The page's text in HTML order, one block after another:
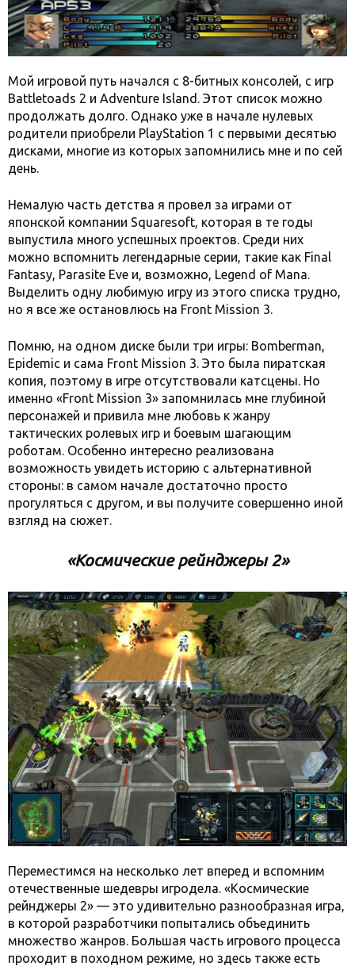
Мой игровой путь начался с 8-битных консолей, с игр
Battletoads 2 и Adventure Island. Этот список можно
продолжать долго. Однако уже в начале нулевых
родители приобрели PlayStation 1 с первыми десятью
дисками, многие из которых запомнились мне и по сей
день.
Немалую часть детства я провел за играми от
японской компании Squaresoft, которая в те годы
выпустила много успешных проектов. Среди них
можно вспомнить легендарные серии, такие как Final
Fantasy, Parasite Eve и, возможно, Legend of Mana.
Выделить одну любимую игру из этого списка трудно,
но я все же остановлюсь на Front Mission 3.
Помню, на одном диске были три игры: Bomberman,
Epidemic и сама Front Mission 3. Это была пиратская
копия, поэтому в игре отсутствовали катсцены. Но
именно «Front Mission 3» запомнилась мне глубиной
персонажей и привила мне любовь к жанру
тактических ролевых игр и боевым шагающим
роботам. Особенно интересно реализована
возможность увидеть историю с альтернативной
стороны: в самом начале достаточно просто
прогуляться с другом, и вы получите совершенно иной
взгляд на сюжет.
«Космические рейнджеры 2»
Переместимся на несколько лет вперед и вспомним
отечественные шедевры игродела. «Космические
рейнджеры 2» — это удивительно разнообразная игра,
в которой разработчики попытались объединить
множество жанров. Большая часть игрового процесса
проходит в походном режиме, но здесь также есть